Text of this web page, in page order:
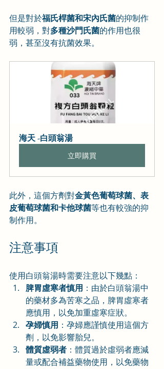
但是對於福氏桿菌和宋內氏菌的抑制作
用較弱，對多種沙門氏菌的作用也很
弱，甚至沒有抗菌效果。
海天 -白頭翁湯
立即購買
此外，這個方劑對金黃色葡萄球菌、表
皮葡萄球菌和卡他球菌等也有較強的抑
制作用。
注意事項
使用白頭翁湯時需要注意以下幾點：
脾胃虛寒者慎用 ：由於白頭翁湯中
的藥材多為苦寒之品，脾胃虛寒者
應慎用，以免加重虛寒症狀。
孕婦慎用 ：孕婦應謹慎使用這個方
劑，以免影響胎兒。
體質虛弱者 ：體質過於虛弱者應減
量或配合補益藥物使用，以免藥物